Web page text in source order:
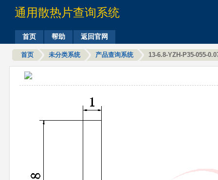
通用散热片查询系统
首页 帮助 返回官网
首页 未分类系统 产品查询系统 13-6.8-YZH-P35-055-